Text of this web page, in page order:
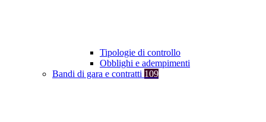
Tipologie di controllo
Obblighi e adempimenti
Bandi di gara e contratti 109